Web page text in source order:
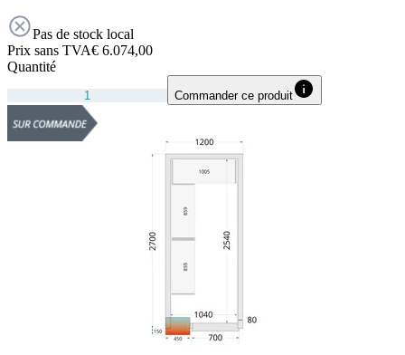
Pas de stock local
Prix sans TVA€ 6.074,00
Quantité
Commander ce produit